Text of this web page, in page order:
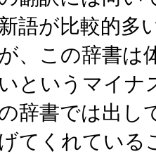
新語が比較的多
、この辞書は
いというマイナ
辞書では出し
げてくれている